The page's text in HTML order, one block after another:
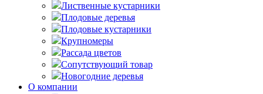
Лиственные кустарники
Плодовые деревья
Плодовые кустарники
Крупномеры
Рассада цветов
Сопутствующий товар
Новогодние деревья
О компании